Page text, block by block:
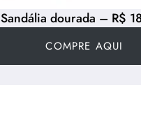
Sandália dourada – R$
COMPRE AQUI